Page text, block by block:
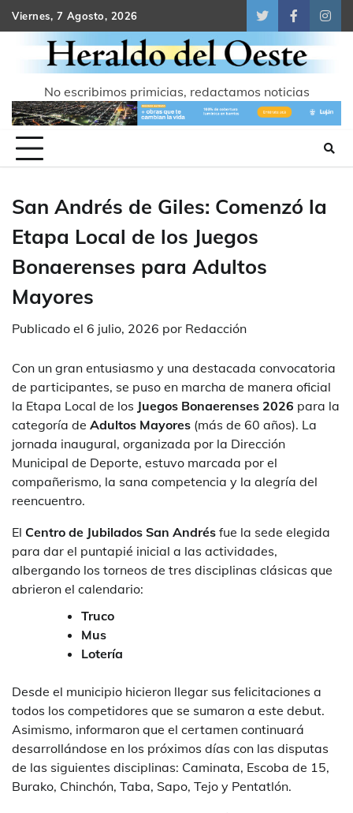
Skip
to
content
Viernes, 7 Agosto, 2026
TwitterFacebook
No escribimos primicias, redactamos noticias
San Andrés de Giles: Comenzó la
Etapa Local de los Juegos
Bonaerenses para Adultos
Mayores
Publicado el 6 julio, 2026 por Redacción
Con un gran entusiasmo y una destacada convocatoria
de participantes, se puso en marcha de manera oficial
la Etapa Local de los Juegos Bonaerenses 2026 para la
categoría de Adultos Mayores (más de 60 años). La
jornada inaugural, organizada por la Dirección
Municipal de Deporte, estuvo marcada por el
compañerismo, la sana competencia y la alegría del
reencuentro.
El Centro de Jubilados San Andrés fue la sede elegida
para dar el puntapié inicial a las actividades,
albergando los torneos de tres disciplinas clásicas que
abrieron el calendario:
Truco
Mus
Lotería
Desde el municipio hicieron llegar sus felicitaciones a
todos los competidores que se sumaron a este debut.
Asimismo, informaron que el certamen continuará
desarrollándose en los próximos días con las disputas
de las siguientes disciplinas: Caminata, Escoba de 15,
Burako, Chinchón, Taba, Sapo, Tejo y Pentatlón.